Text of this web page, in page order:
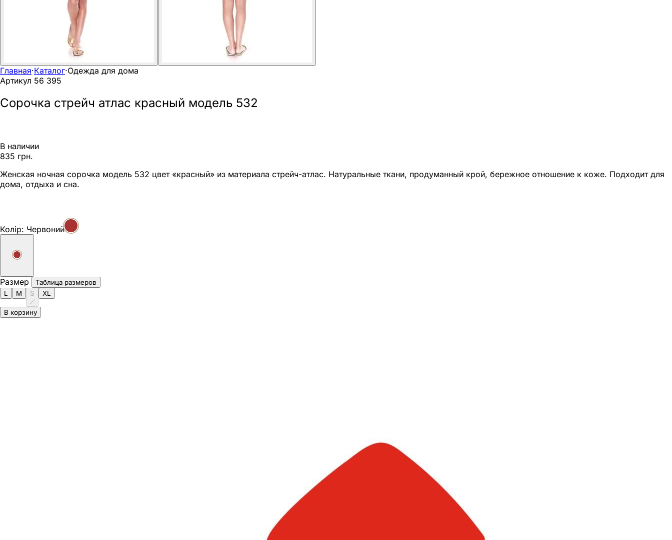
Главная·Каталог·Одежда для дома
Артикул 56 395
Сорочка стрейч атлас красный модель 532
В наличии
835 грн.
Женская ночная сорочка модель 532 цвет «красный» из материала стрейч-атлас. Натуральные ткани, продуманный крой, бережное отношение к коже. Подходит для
дома, отдыха и сна.
Колір: Червоний
Размер
Таблица размеров
L
M S XL
В корзину